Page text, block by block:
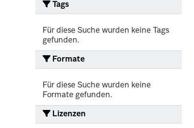
Tags
Für diese Suche wurden keine Tags
gefunden.
Formate
Für diese Suche wurden keine
Formate gefunden.
Lizenzen